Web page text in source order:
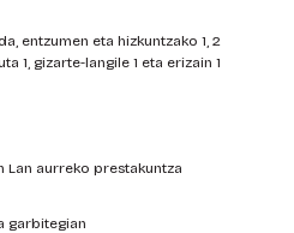
entzumen eta hizkuntzako 1, 2
1, gizarte-langile 1 eta erizain 1
Lan aurreko prestakuntza
garbitegian